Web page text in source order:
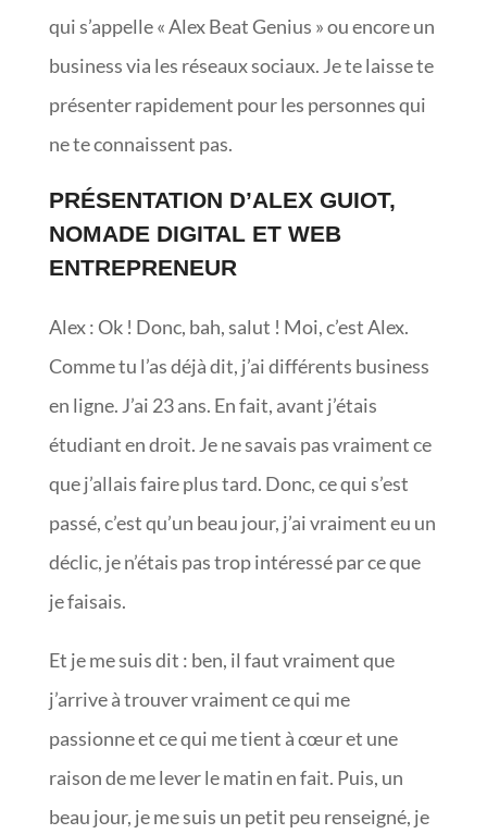
qui s’appelle « Alex Beat Genius » ou encore un
business via les réseaux sociaux. Je te laisse te
présenter rapidement pour les personnes qui
ne te connaissent pas.
PRÉSENTATION D’ALEX GUIOT,
NOMADE DIGITAL ET WEB
ENTREPRENEUR
Alex : Ok ! Donc, bah, salut ! Moi, c’est Alex.
Comme tu l’as déjà dit, j’ai différents business
en ligne. J’ai 23 ans. En fait, avant j’étais
étudiant en droit. Je ne savais pas vraiment ce
que j’allais faire plus tard. Donc, ce qui s’est
passé, c’est qu’un beau jour, j’ai vraiment eu un
déclic, je n’étais pas trop intéressé par ce que
je faisais.
Et je me suis dit : ben, il faut vraiment que
j’arrive à trouver vraiment ce qui me
passionne et ce qui me tient à cœur et une
raison de me lever le matin en fait. Puis, un
beau jour, je me suis un petit peu renseigné, je